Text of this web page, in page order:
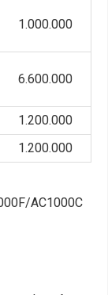
1.000.000
6.600.000
1.200.000
1.200.000
AC1000C